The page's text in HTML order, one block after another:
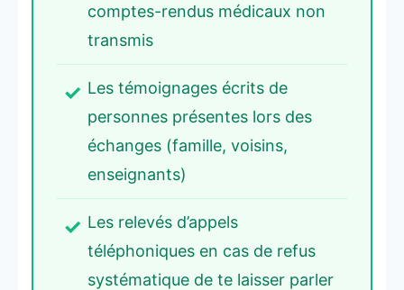
comptes-rendus médicaux non
transmis
Les témoignages écrits de
personnes présentes lors des
échanges (famille, voisins,
enseignants)
Les relevés d’appels
téléphoniques en cas de refus
systématique de te laisser parler